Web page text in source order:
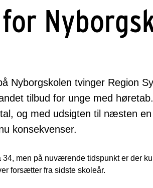
Nyborgskolen tvinger Region
tilbud for unge med
og med udsigten til næsten
konsekvenser.
men på nuværende tidspunkt er der
forsætter fra sidste skoleår.